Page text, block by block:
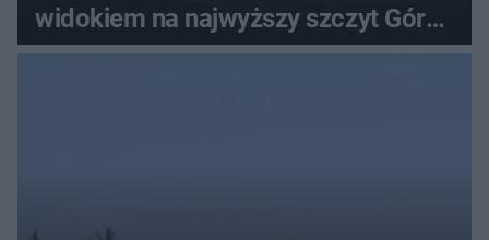
widokiem na najwyższy szczyt Gór
Świętokrzyskich